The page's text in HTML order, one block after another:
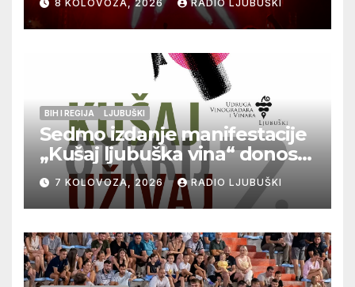
8 KOLOVOZA, 2026 RADIO LJUBUŠKI
BIH I REGIJA LJUBUŠKI
Sedmo izdanje manifestacije
„Kušaj ljubuška vina“ donosi
vrhunska vina, gastronomiju i
glazbu
7 KOLOVOZA, 2026 RADIO LJUBUŠKI